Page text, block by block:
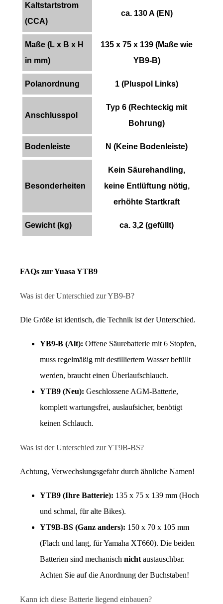
Kaltstartstrom
(CCA)
ca. 130 A (EN)
Maße (L x B x H
in mm)
135 x 75 x 139 (Maße wie
YB9-B)
Polanordnung 1 (Pluspol Links)
Anschlusspol
Typ 6 (Rechteckig mit
Bohrung)
Bodenleiste N (Keine Bodenleiste)
Besonderheiten
Kein Säurehandling,
keine Entlüftung nötig,
erhöhte Startkraft
Gewicht (kg) ca. 3,2 (gefüllt)
FAQs zur Yuasa YTB9
Was ist der Unterschied zur YB9-B?
Die Größe ist identisch, die Technik ist der Unterschied.
YB9-B (Alt): Offene Säurebatterie mit 6 Stopfen,
muss regelmäßig mit destilliertem Wasser befüllt
werden, braucht einen Überlaufschlauch.
YTB9 (Neu): Geschlossene AGM-Batterie,
komplett wartungsfrei, auslaufsicher, benötigt
keinen Schlauch.
Was ist der Unterschied zur YT9B-BS?
Achtung, Verwechslungsgefahr durch ähnliche Namen!
YTB9 (Ihre Batterie): 135 x 75 x 139 mm (Hoch
und schmal, für alte Bikes).
YT9B-BS (Ganz anders): 150 x 70 x 105 mm
(Flach und lang, für Yamaha XT660). Die beiden
Batterien sind mechanisch nicht austauschbar.
Achten Sie auf die Anordnung der Buchstaben!
Kann ich diese Batterie liegend einbauen?